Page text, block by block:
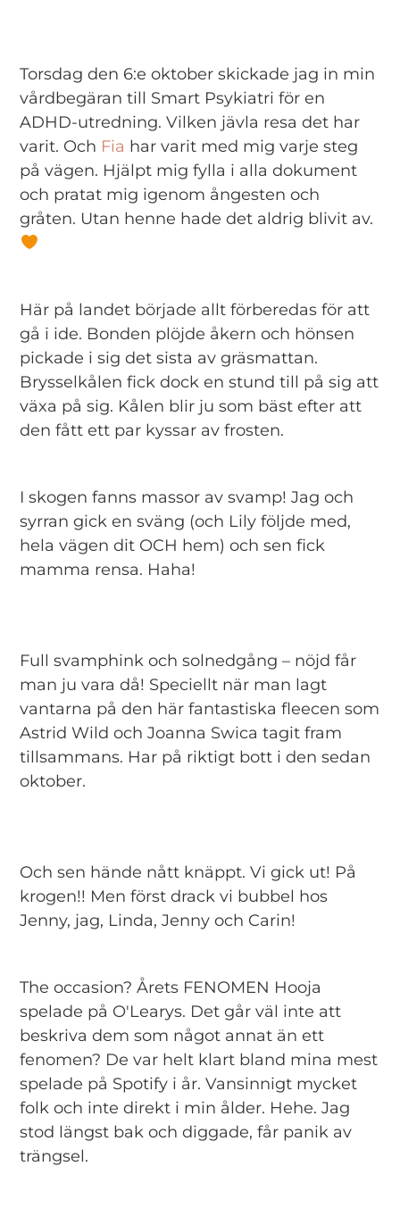
Torsdag den 6:e oktober skickade jag in min
vårdbegäran till Smart Psykiatri för en
ADHD-utredning. Vilken jävla resa det har
varit. Och Fia har varit med mig varje steg
på vägen. Hjälpt mig fylla i alla dokument
och pratat mig igenom ångesten och
gråten. Utan henne hade det aldrig blivit av.
Här på landet började allt förberedas för att
gå i ide. Bonden plöjde åkern och hönsen
pickade i sig det sista av gräsmattan.
Brysselkålen fick dock en stund till på sig att
växa på sig. Kålen blir ju som bäst efter att
den fått ett par kyssar av frosten.
I skogen fanns massor av svamp! Jag och
syrran gick en sväng (och Lily följde med,
hela vägen dit OCH hem) och sen fick
mamma rensa. Haha!
Full svamphink och solnedgång – nöjd får
man ju vara då! Speciellt när man lagt
vantarna på den här fantastiska fleecen som
Astrid Wild och Joanna Swica tagit fram
tillsammans. Har på riktigt bott i den sedan
oktober.
Och sen hände nått knäppt. Vi gick ut! På
krogen!! Men först drack vi bubbel hos
Jenny, jag, Linda, Jenny och Carin!
The occasion? Årets FENOMEN Hooja
spelade på O'Learys. Det går väl inte att
beskriva dem som något annat än ett
fenomen? De var helt klart bland mina mest
spelade på Spotify i år. Vansinnigt mycket
folk och inte direkt i min ålder. Hehe. Jag
stod längst bak och diggade, får panik av
trängsel.